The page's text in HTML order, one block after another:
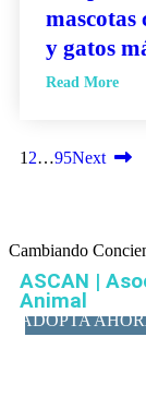
mascotas
y gatos
Read More
1 2…95Next
Cambiando
ASCAN |
Animal
ADOPTA